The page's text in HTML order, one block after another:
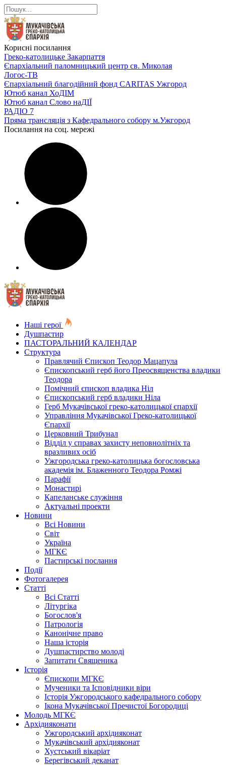
Корисні посилання
Греко-католицьке Закарпаття
Єпархіальний паломницький центр св. Миколая
Логос-ТВ
Єпархіальний благодійний фонд CARITAS Ужгород
Ютюб канал ХоДІМ
Ютюб канал Слово наДІЇ
РАДІО 7
Пряма трансляція з Кафедрального собору м.Ужгород
Посилання на соц. мережі
Наші герої
Душпастир
ПАСТОРАЛЬНИЙ КАЛЕНДАР
Структура
Правлячий Єпископ Теодор Мацапула
Єпископський герб його Преосвященства владики
Теодора
Помічний єпископ владика Ніл
Єпископський герб владики Ніла
Герб Мукачівської греко-католицької єпархії
Управління Мукачівської Греко-католицької
Єпархії
Церковний Трибунал
Відділ у справах захисту неповнолітніх та
вразливих осіб
Ужгородська греко-католицька богословська
академія ім. Блаженного Теодора Ромжі
Парафії
Монастирі
Капеланське служіння
Актуальні проекти
Новини
Всі Новини
Світ
Україна
МГКЄ
Пастирські послання
Події
Фотогалерея
Статті
Всі Статті
Літургіка
Богослов'я
Патрологія
Канонічне право
Наша історія
Душпастирство молоді
Запитати Священика
Історія
Єпископи МГКЄ
Мученики та Ісповідники віри
Історія Ужгородського кафедрального собору
Ікона Мукачівської Пречистої Богородиці
Молодь МГКЄ
Архідияконати
Ужгородський архідияконат
Мукачівський архідияконат
Хустський вікаріат
Берегівський деканат